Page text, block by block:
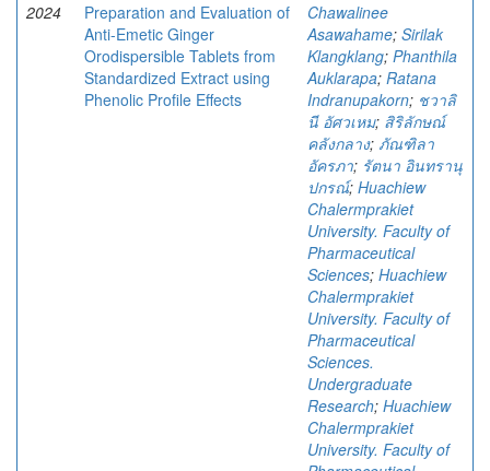
2024
Preparation and Evaluation of
Anti-Emetic Ginger
Orodispersible Tablets from
Standardized Extract using
Phenolic Profile Effects
Chawalinee
Asawahame; Sirilak
Klangklang; Phanthila
Auklarapa; Ratana
Indranupakorn; ชวาลิ
นี อัศวเหม; สิริลักษณ์
คลังกลาง; ภัณฑิลา
อัครภา; รัตนา อินทรานุ
ปกรณ์; Huachiew
Chalermprakiet
University. Faculty of
Pharmaceutical
Sciences; Huachiew
Chalermprakiet
University. Faculty of
Pharmaceutical
Sciences.
Undergraduate
Research; Huachiew
Chalermprakiet
University. Faculty of